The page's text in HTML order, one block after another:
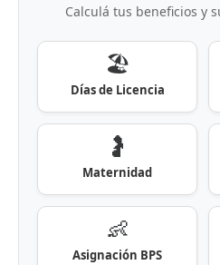
Calculá tus beneficios y
🏖️
Días de Licencia
🤰
Maternidad
👶
Asignación BPS